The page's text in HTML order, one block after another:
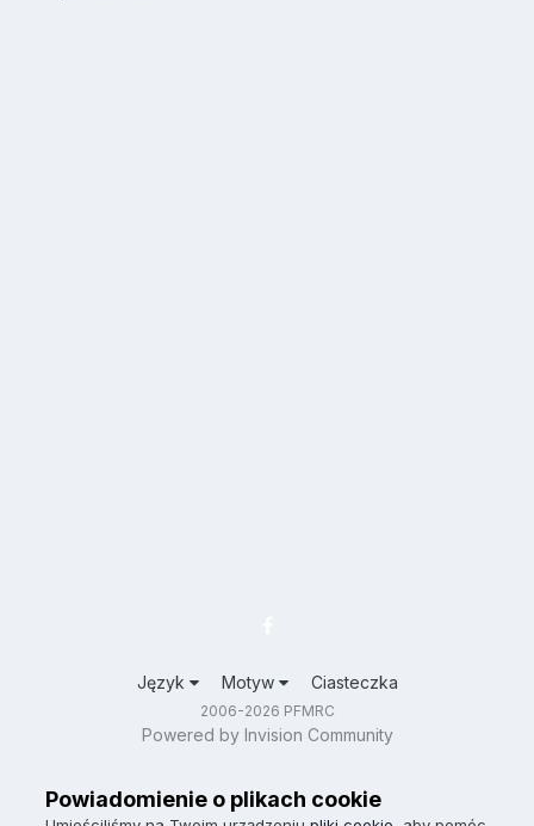
Język Motyw Ciasteczka
2006-2026 PFMRC
Powered by Invision Community
Powiadomienie o plikach cookie